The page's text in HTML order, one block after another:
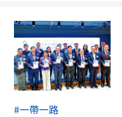
#一帶一路